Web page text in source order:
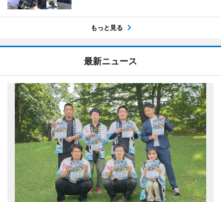
もっと見る
最新ニュース